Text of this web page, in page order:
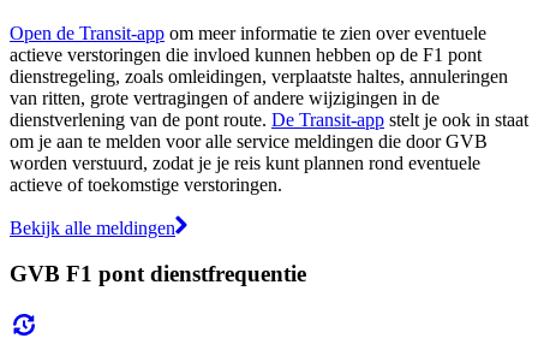
Open de Transit-app om meer informatie te zien over eventuele
actieve verstoringen die invloed kunnen hebben op de F1 pont
dienstregeling, zoals omleidingen, verplaatste haltes, annuleringen
van ritten, grote vertragingen of andere wijzigingen in de
dienstverlening van de pont route. De Transit-app stelt je ook in staat
om je aan te melden voor alle service meldingen die door GVB
worden verstuurd, zodat je je reis kunt plannen rond eventuele
actieve of toekomstige verstoringen.
Bekijk alle meldingen
GVB F1 pont dienstfrequentie